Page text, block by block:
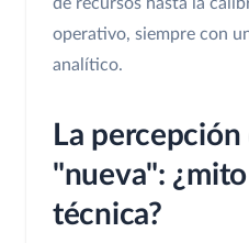
operativo, siempre con
analítico.
La
"nueva":
técnica?